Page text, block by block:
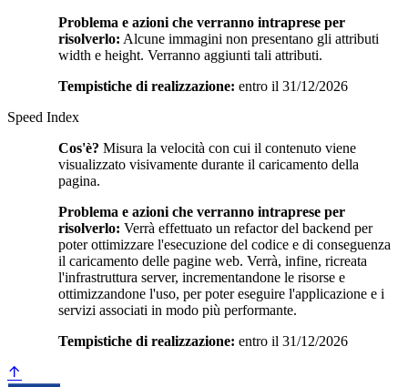
Problema e azioni che verranno intraprese per
risolverlo: Alcune immagini non presentano gli attributi
width e height. Verranno aggiunti tali attributi.
Tempistiche di realizzazione: entro il 31/12/2026
Speed Index
Cos'è? Misura la velocità con cui il contenuto viene
visualizzato visivamente durante il caricamento della
pagina.
Problema e azioni che verranno intraprese per
risolverlo: Verrà effettuato un refactor del backend per
poter ottimizzare l'esecuzione del codice e di conseguenza
il caricamento delle pagine web. Verrà, infine, ricreata
l'infrastruttura server, incrementandone le risorse e
ottimizzandone l'uso, per poter eseguire l'applicazione e i
servizi associati in modo più performante.
Tempistiche di realizzazione: entro il 31/12/2026